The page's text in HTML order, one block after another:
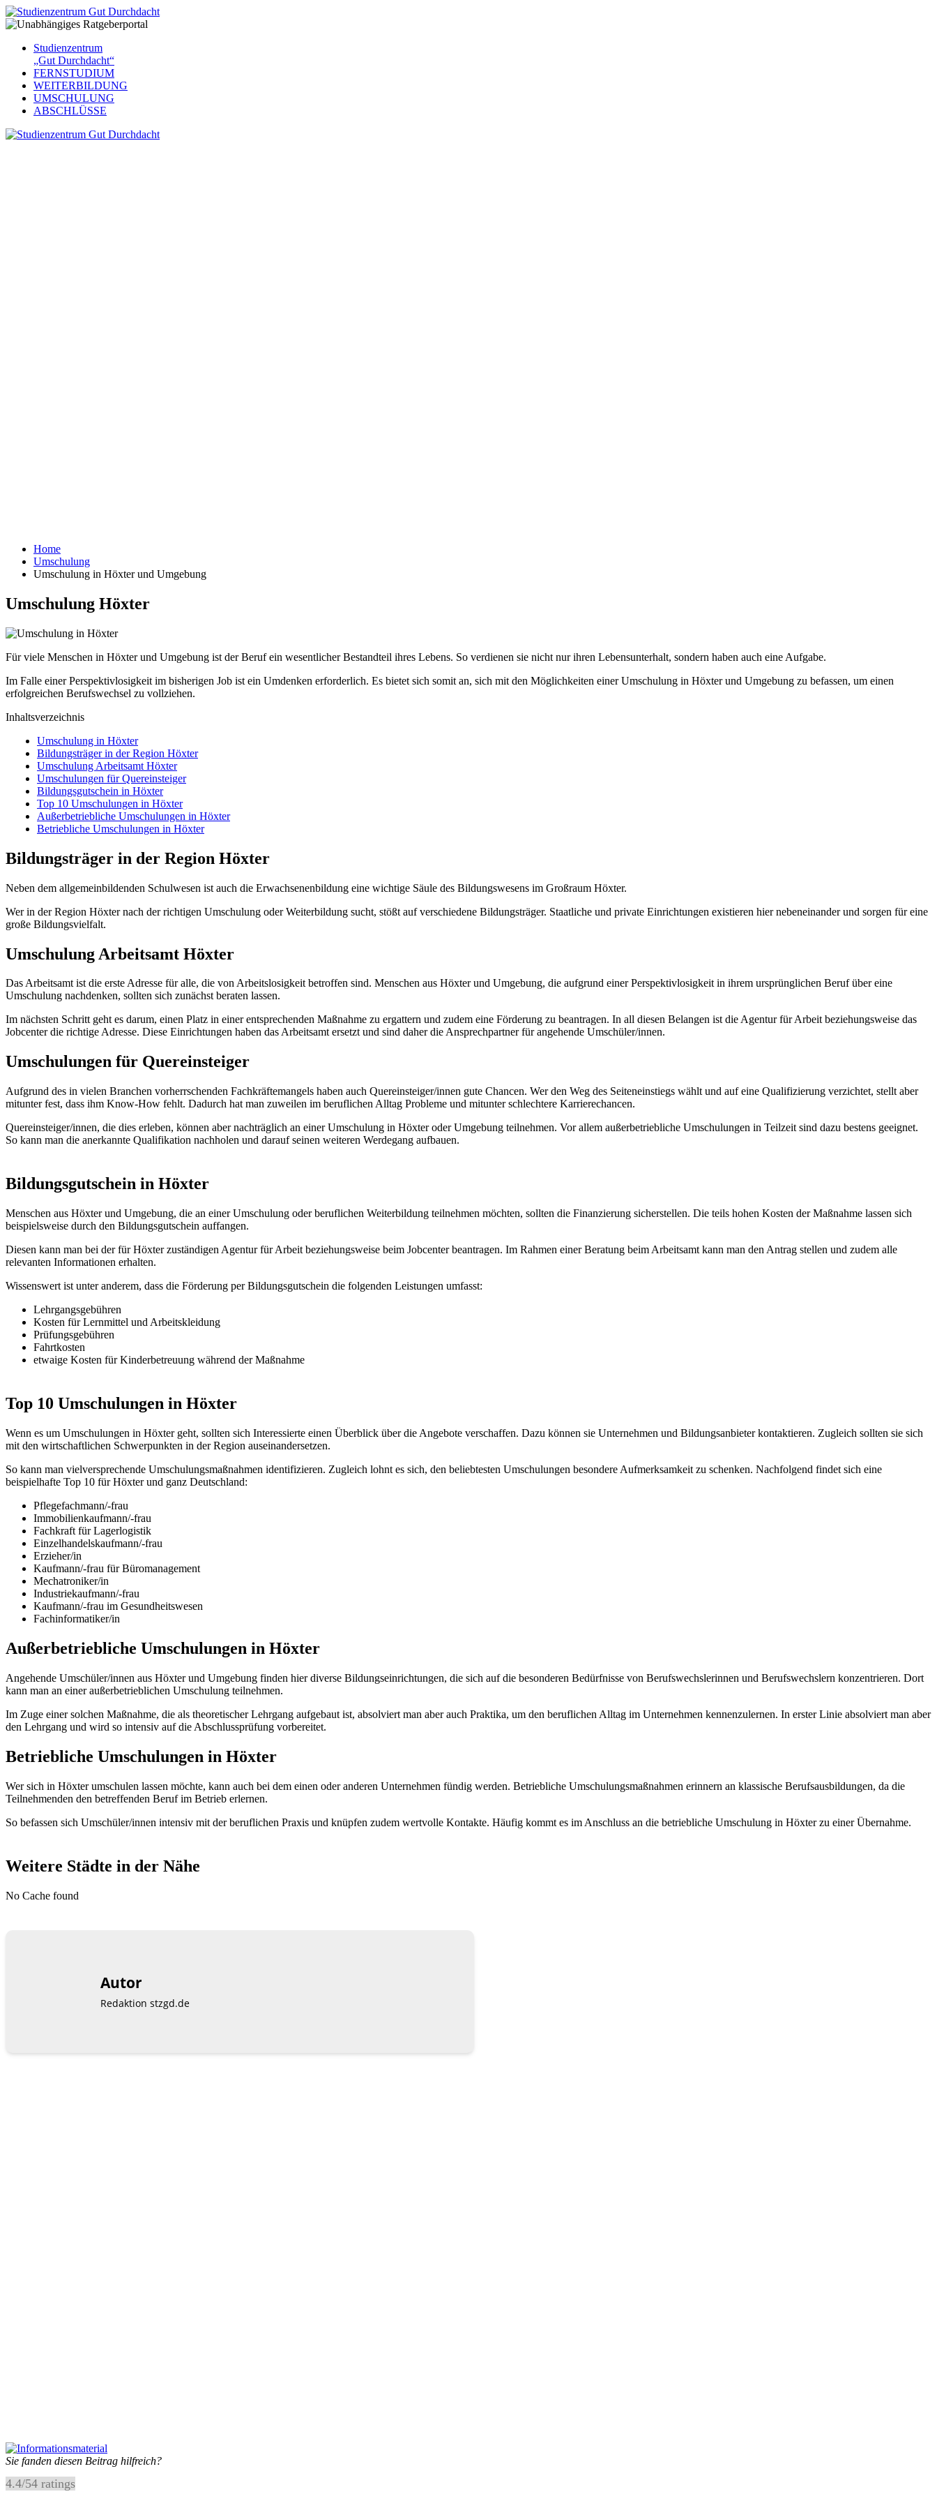
Studienzentrum
„Gut Durchdacht“
FERNSTUDIUM
WEITERBILDUNG
UMSCHULUNG
ABSCHLÜSSE
Home
Umschulung
Umschulung in Höxter und Umgebung
Umschulung Höxter
Für viele Menschen in Höxter und Umgebung ist der Beruf ein wesentlicher Bestandteil ihres Lebens. So verdienen sie nicht nur ihren Lebensunterhalt, sondern haben auch eine Aufgabe.
Im Falle einer Perspektivlosigkeit im bisherigen Job ist ein Umdenken erforderlich. Es bietet sich somit an, sich mit den Möglichkeiten einer Umschulung in Höxter und Umgebung zu befassen, um einen
erfolgreichen Berufswechsel zu vollziehen.
Inhaltsverzeichnis
Umschulung in Höxter
Bildungsträger in der Region Höxter
Umschulung Arbeitsamt Höxter
Umschulungen für Quereinsteiger
Bildungsgutschein in Höxter
Top 10 Umschulungen in Höxter
Außerbetriebliche Umschulungen in Höxter
Betriebliche Umschulungen in Höxter
Bildungsträger in der Region Höxter
Neben dem allgemeinbildenden Schulwesen ist auch die Erwachsenenbildung eine wichtige Säule des Bildungswesens im Großraum Höxter.
Wer in der Region Höxter nach der richtigen Umschulung oder Weiterbildung sucht, stößt auf verschiedene Bildungsträger. Staatliche und private Einrichtungen existieren hier nebeneinander und sorgen für eine
große Bildungsvielfalt.
Umschulung Arbeitsamt Höxter
Das Arbeitsamt ist die erste Adresse für alle, die von Arbeitslosigkeit betroffen sind. Menschen aus Höxter und Umgebung, die aufgrund einer Perspektivlosigkeit in ihrem ursprünglichen Beruf über eine
Umschulung nachdenken, sollten sich zunächst beraten lassen.
Im nächsten Schritt geht es darum, einen Platz in einer entsprechenden Maßnahme zu ergattern und zudem eine Förderung zu beantragen. In all diesen Belangen ist die Agentur für Arbeit beziehungsweise das
Jobcenter die richtige Adresse. Diese Einrichtungen haben das Arbeitsamt ersetzt und sind daher die Ansprechpartner für angehende Umschüler/innen.
Umschulungen für Quereinsteiger
Aufgrund des in vielen Branchen vorherrschenden Fachkräftemangels haben auch Quereinsteiger/innen gute Chancen. Wer den Weg des Seiteneinstiegs wählt und auf eine Qualifizierung verzichtet, stellt aber
mitunter fest, dass ihm Know-How fehlt. Dadurch hat man zuweilen im beruflichen Alltag Probleme und mitunter schlechtere Karrierechancen.
Quereinsteiger/innen, die dies erleben, können aber nachträglich an einer Umschulung in Höxter oder Umgebung teilnehmen. Vor allem außerbetriebliche Umschulungen in Teilzeit sind dazu bestens geeignet.
So kann man die anerkannte Qualifikation nachholen und darauf seinen weiteren Werdegang aufbauen.
Bildungsgutschein in Höxter
Menschen aus Höxter und Umgebung, die an einer Umschulung oder beruflichen Weiterbildung teilnehmen möchten, sollten die Finanzierung sicherstellen. Die teils hohen Kosten der Maßnahme lassen sich
beispielsweise durch den Bildungsgutschein auffangen.
Diesen kann man bei der für Höxter zuständigen Agentur für Arbeit beziehungsweise beim Jobcenter beantragen. Im Rahmen einer Beratung beim Arbeitsamt kann man den Antrag stellen und zudem alle
relevanten Informationen erhalten.
Wissenswert ist unter anderem, dass die Förderung per Bildungsgutschein die folgenden Leistungen umfasst:
Lehrgangsgebühren
Kosten für Lernmittel und Arbeitskleidung
Prüfungsgebühren
Fahrtkosten
etwaige Kosten für Kinderbetreuung während der Maßnahme
Top 10 Umschulungen in Höxter
Wenn es um Umschulungen in Höxter geht, sollten sich Interessierte einen Überblick über die Angebote verschaffen. Dazu können sie Unternehmen und Bildungsanbieter kontaktieren. Zugleich sollten sie sich
mit den wirtschaftlichen Schwerpunkten in der Region auseinandersetzen.
So kann man vielversprechende Umschulungsmaßnahmen identifizieren. Zugleich lohnt es sich, den beliebtesten Umschulungen besondere Aufmerksamkeit zu schenken. Nachfolgend findet sich eine
beispielhafte Top 10 für Höxter und ganz Deutschland:
Pflegefachmann/-frau
Immobilienkaufmann/-frau
Fachkraft für Lagerlogistik
Einzelhandelskaufmann/-frau
Erzieher/in
Kaufmann/-frau für Büromanagement
Mechatroniker/in
Industriekaufmann/-frau
Kaufmann/-frau im Gesundheitswesen
Fachinformatiker/in
Außerbetriebliche Umschulungen in Höxter
Angehende Umschüler/innen aus Höxter und Umgebung finden hier diverse Bildungseinrichtungen, die sich auf die besonderen Bedürfnisse von Berufswechslerinnen und Berufswechslern konzentrieren. Dort
kann man an einer außerbetrieblichen Umschulung teilnehmen.
Im Zuge einer solchen Maßnahme, die als theoretischer Lehrgang aufgebaut ist, absolviert man aber auch Praktika, um den beruflichen Alltag im Unternehmen kennenzulernen. In erster Linie absolviert man aber
den Lehrgang und wird so intensiv auf die Abschlussprüfung vorbereitet.
Betriebliche Umschulungen in Höxter
Wer sich in Höxter umschulen lassen möchte, kann auch bei dem einen oder anderen Unternehmen fündig werden. Betriebliche Umschulungsmaßnahmen erinnern an klassische Berufsausbildungen, da die
Teilnehmenden den betreffenden Beruf im Betrieb erlernen.
So befassen sich Umschüler/innen intensiv mit der beruflichen Praxis und knüpfen zudem wertvolle Kontakte. Häufig kommt es im Anschluss an die betriebliche Umschulung in Höxter zu einer Übernahme.
Weitere Städte in der Nähe
No Cache found
Autor
Redaktion stzgd.de
Sie fanden diesen Beitrag hilfreich?
4.4/54 ratings